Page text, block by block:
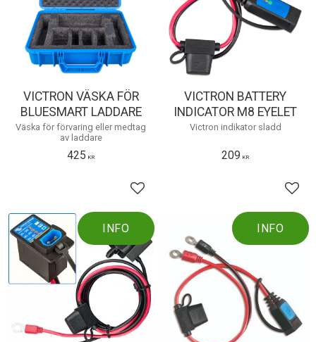
VICTRON VÄSKA FÖR
BLUESMART LADDARE
Väska för förvaring eller medtag
av laddare
425 KR
Lägg till i favoriter
VICTRON BATTERY
INDICATOR M8 EYELET
Victron indikator sladd
209 KR
INFO INFO